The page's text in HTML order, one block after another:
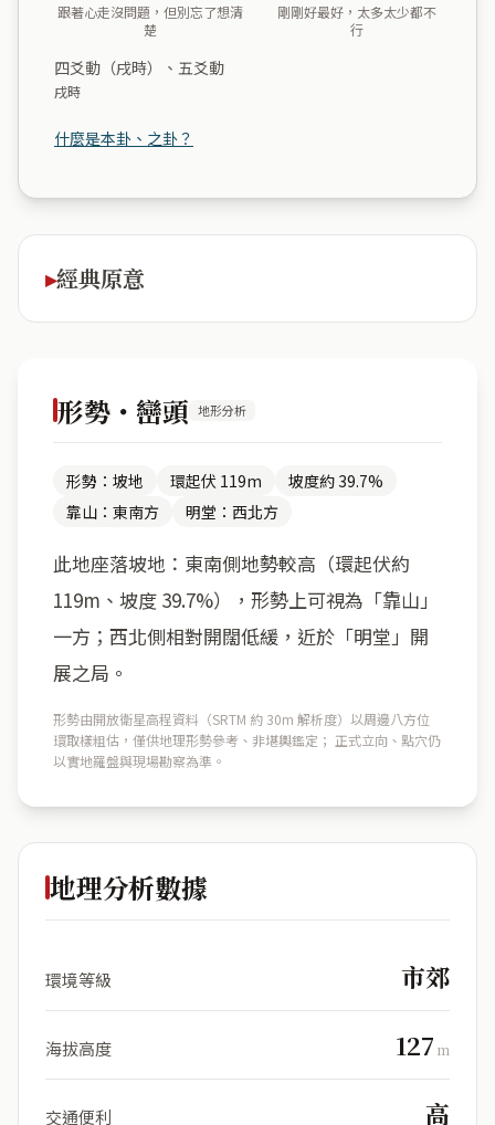
跟著心走沒問題，但別忘了想清
楚
剛剛好最好，太多太少都不
行
四爻動（戌時）、五爻動
戌時
什麼是本卦、之卦？
經典原意
形勢・巒頭 地形分析
形勢：坡地 環起伏 119m
坡度約 39.7%
靠山：東南方
明堂：西北方
此地座落坡地：東南側地勢較高（環起伏約
119m、坡度 39.7%），形勢上可視為「靠山」
一方；西北側相對開闊低緩，近於「明堂」開
展之局。
形勢由開放衛星高程資料（SRTM 約 30m 解析度）以周邊八方位
環取樣粗估，僅供地理形勢參考、非堪輿鑑定； 正式立向、點穴仍
以實地羅盤與現場勘察為準。
地理分析數據
環境等級 市郊
海拔高度 127 m
交通便利 高